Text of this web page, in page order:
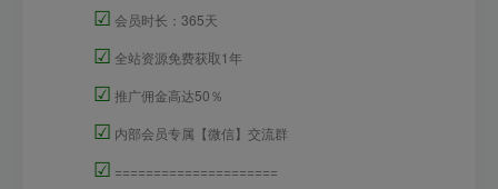
☑ 会员时长：365天
☑ 全站资源免费获取1年
☑ 推广佣金高达50％
☑ 内部会员专属【微信】交流群
☑ =====================